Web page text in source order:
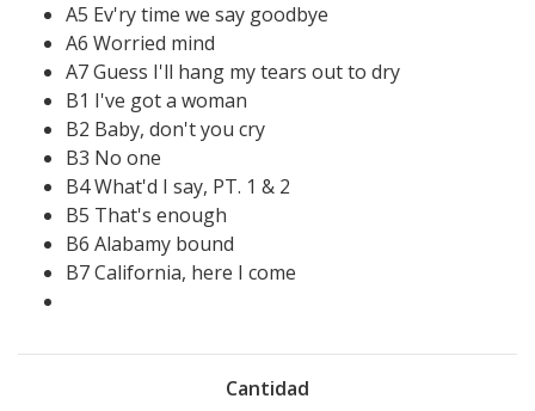
A5 Ev'ry time we say goodbye
A6 Worried mind
A7 Guess I'll hang my tears out to dry
B1 I've got a woman
B2 Baby, don't you cry
B3 No one
B4 What'd I say, PT. 1 & 2
B5 That's enough
B6 Alabamy bound
B7 California, here I come
Cantidad